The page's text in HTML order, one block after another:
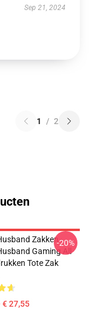
Sep 21, 2024
1 / 2
Zakken -
Gaming All
Tote Zak
€ 27,55
-20%